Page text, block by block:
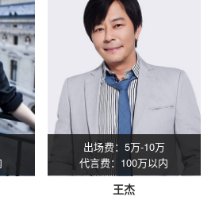
出场费：5万-10万
代言费：100万以内
王杰